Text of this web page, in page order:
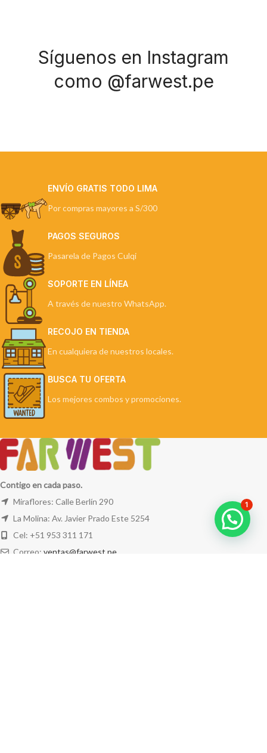
Síguenos en Instagram
como @farwest.pe
ENVÍO GRATIS TODO LIMA
Por compras mayores a S/300
PAGOS SEGUROS
Pasarela de Pagos Culqi
SOPORTE EN LÍNEA
A través de nuestro WhatsApp.
RECOJO EN TIENDA
En cualquiera de nuestros locales.
BUSCA TU OFERTA
Los mejores combos y promociones.
Contigo en cada paso.
Miraflores: Calle Berlín 290
La Molina: Av. Javier Prado Este 5254
Cel: +51 953 311 171
Correo: ventas@farwest.pe
1